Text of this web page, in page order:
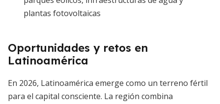
plantas fotovoltaicas
Oportunidades y retos en
Latinoamérica
En 2026, Latinoamérica emerge como un terreno fértil
para el capital consciente. La región combina